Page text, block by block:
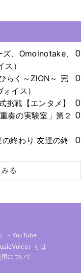
ズ、Omoinotake、
）
0
らく～ZION～ 完
イス）
0
挑戦【エンタメ】
0
奏の実験室」第２
0
の終わり 友達の終
0
る
- YouTube
）とは
について